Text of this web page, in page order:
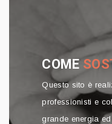
COME
Questo sito è
professionisti e
grande energia ed